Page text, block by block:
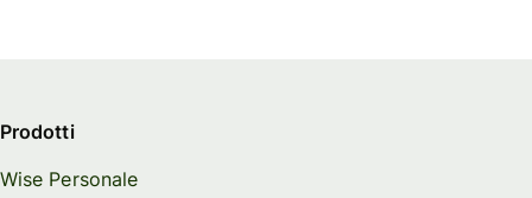
Prodotti
Wise Personale